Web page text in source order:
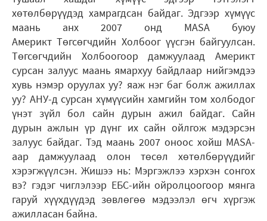
хөтөлбөрүүдэд хамрагдсан байдаг. Эдгээр хүмүүс
маань анх 2007 онд MASA буюу
Америкт Төгсөгчдийн Холбоог үүсгэн байгуулсан.
Төгсөгчдийн Холбоогоор дамжуулаад Америкт
сурсан залуус маань ямархуу байдлаар нийгэмдээ
хувь нэмэр оруулах уу? яаж нэг баг болж ажиллах
уу? АНУ-д сурсан хүмүүсийн хамгийн том холбодог
үнэт зүйл бол сайн дурын ажил байдаг. Сайн
дурын ажлын үр дүнг их сайн ойлгож мэдэрсэн
залуус байдаг. Тэд маань 2007 оноос хойш MASA-
аар дамжуулаад олон төсөл хөтөлбөрүүдийг
хэрэгжүүлсэн. Жишээ нь: Мэргэжлээ хэрхэн сонгох
вэ? гэдэг чиглэлээр ЕБС-ийн ойролцоогоор мянга
гаруй хүүхдүүдэд зөвлөгөө мэдээлэл өгч хүргэж
ажилласан байна.